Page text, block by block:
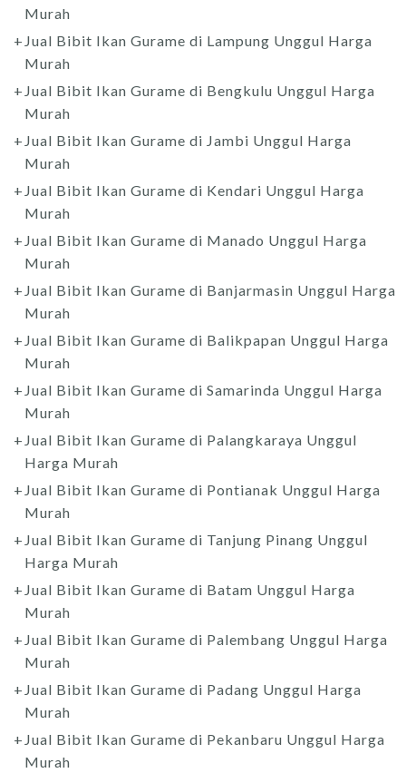
Murah
Jual Bibit Ikan Gurame di Lampung Unggul Harga
Murah
Jual Bibit Ikan Gurame di Bengkulu Unggul Harga
Murah
Jual Bibit Ikan Gurame di Jambi Unggul Harga
Murah
Jual Bibit Ikan Gurame di Kendari Unggul Harga
Murah
Jual Bibit Ikan Gurame di Manado Unggul Harga
Murah
Jual Bibit Ikan Gurame di Banjarmasin Unggul Harga
Murah
Jual Bibit Ikan Gurame di Balikpapan Unggul Harga
Murah
Jual Bibit Ikan Gurame di Samarinda Unggul Harga
Murah
Jual Bibit Ikan Gurame di Palangkaraya Unggul
Harga Murah
Jual Bibit Ikan Gurame di Pontianak Unggul Harga
Murah
Jual Bibit Ikan Gurame di Tanjung Pinang Unggul
Harga Murah
Jual Bibit Ikan Gurame di Batam Unggul Harga
Murah
Jual Bibit Ikan Gurame di Palembang Unggul Harga
Murah
Jual Bibit Ikan Gurame di Padang Unggul Harga
Murah
Jual Bibit Ikan Gurame di Pekanbaru Unggul Harga
Murah